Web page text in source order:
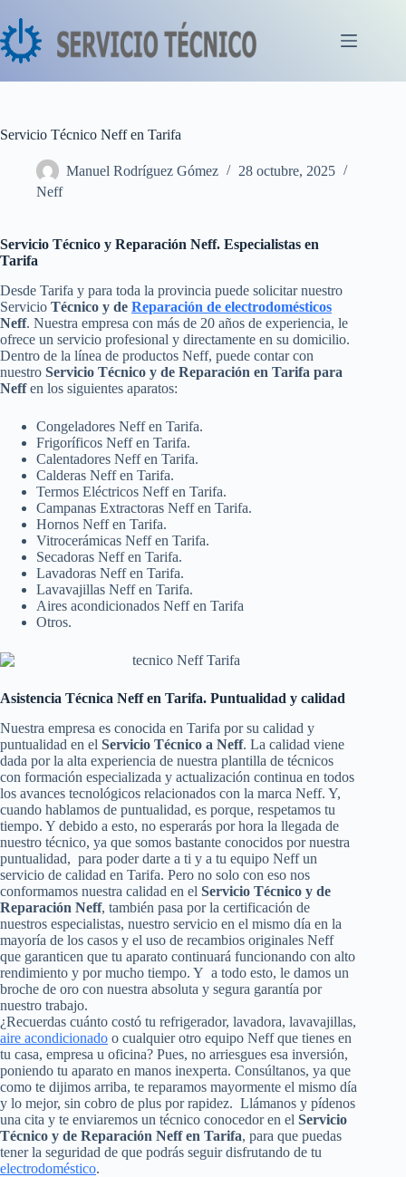
al
contenido
Servicio Técnico Neff en Tarifa
Manuel Rodríguez Gómez
28 octubre, 2025
Neff
Servicio Técnico y Reparación Neff. Especialistas en
Tarifa
Desde Tarifa y para toda la provincia puede solicitar nuestro
Servicio Técnico y de Reparación de electrodomésticos
Neff. Nuestra empresa con más de 20 años de experiencia, le
ofrece un servicio profesional y directamente en su domicilio.
Dentro de la línea de productos Neff, puede contar con
nuestro Servicio Técnico y de Reparación en Tarifa para
Neffen los siguientes aparatos:
Congeladores Neff en Tarifa.
Frigoríficos Neff en Tarifa.
Calentadores Neff en Tarifa.
Calderas Neff en Tarifa.
Termos Eléctricos Neff en Tarifa.
Campanas Extractoras Neff en Tarifa.
Hornos Neff en Tarifa.
Vitrocerámicas Neff en Tarifa.
Secadoras Neff en Tarifa.
Lavadoras Neff en Tarifa.
Lavavajillas Neff en Tarifa.
Aires acondicionados Neff en Tarifa
Otros.
Asistencia Técnica Neff en Tarifa. Puntualidad y calidad
Nuestra empresa es conocida en Tarifa por su calidad y
puntualidad en el Servicio Técnico a Neff. La calidad viene
dada por la alta experiencia de nuestra plantilla de técnicos
con formación especializada y actualización continua en todos
los avances tecnológicos relacionados con la marca Neff. Y,
cuando hablamos de puntualidad, es porque, respetamos tu
tiempo. Y debido a esto, no esperarás por hora la llegada de
nuestro técnico, ya que somos bastante conocidos por nuestra
puntualidad, para poder darte a ti y a tu equipo Neff un
servicio de calidad en Tarifa. Pero no solo con eso nos
conformamos nuestra calidad en el Servicio Técnico y de
Reparación Neff, también pasa por la certificación de
nuestros especialistas, nuestro servicio en el mismo día en la
mayoría de los casos y el uso de recambios originales Neff
que garanticen que tu aparato continuará funcionando con alto
rendimiento y por mucho tiempo. Y a todo esto, le damos un
broche de oro con nuestra absoluta y segura garantía por
nuestro trabajo.
¿Recuerdas cuánto costó tu refrigerador, lavadora, lavavajillas,
aire acondicionado o cualquier otro equipo Neff que tienes en
tu casa, empresa u oficina? Pues, no arriesgues esa inversión,
poniendo tu aparato en manos inexperta. Consúltanos, ya que
como te dijimos arriba, te reparamos mayormente el mismo día
y lo mejor, sin cobro de plus por rapidez. Llámanos y pídenos
una cita y te enviaremos un técnico conocedor en el Servicio
Técnico y de Reparación Neff en Tarifa, para que puedas
tener la seguridad de que podrás seguir disfrutando de tu
electrodoméstico.